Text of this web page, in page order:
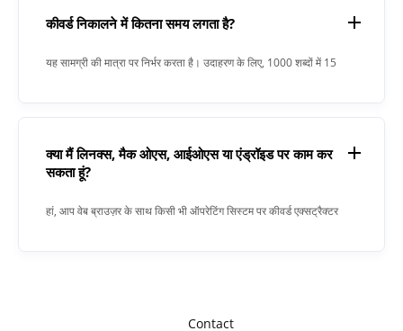
कीवर्ड निकालने में कितना समय लगता है?
यह सामग्री की मात्रा पर निर्भर करता है। उदाहरण के लिए, 1000 शब्दों में 15
क्या मैं लिनक्स, मैक ओएस, आईओएस या एंड्रॉइड पर काम कर
सकता हूं?
हां, आप वेब ब्राउज़र के साथ किसी भी ऑपरेटिंग सिस्टम पर कीवर्ड एक्सट्रैक्टर
Contact